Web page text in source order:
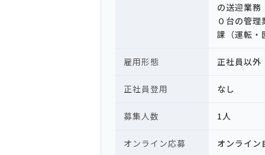
の送迎業
０台の管
課（運転
雇用形態 正社員以外
正社員登用 なし
募集人数 1人
オンライン応募 オンライン